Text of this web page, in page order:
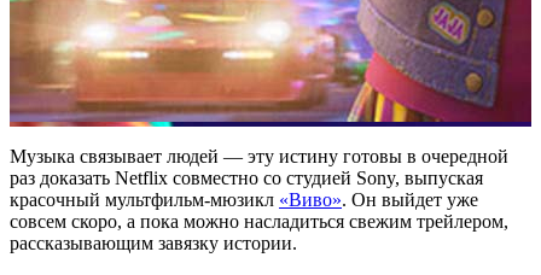
Музыка связывает людей — эту истину готовы в очередной
раз доказать Netflix совместно со студией Sony, выпуская
красочный мультфильм-мюзикл «Виво». Он выйдет уже
совсем скоро, а пока можно насладиться свежим трейлером,
рассказывающим завязку истории.